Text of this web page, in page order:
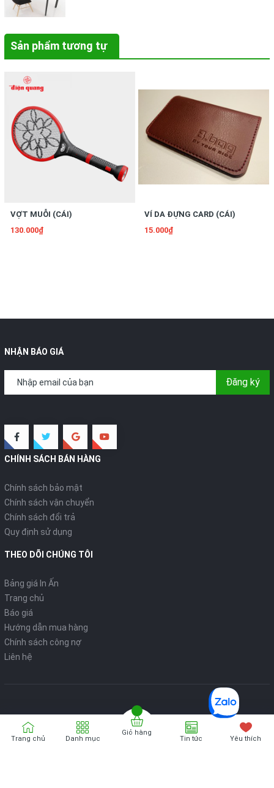
Sản phẩm tương tự
VỢT MUỖI (CÁI)
130.000₫
VÍ DA ĐỰNG CARD (CÁI)
15.000₫
NHẬN BÁO GIÁ
Đăng ký
CHÍNH SÁCH BÁN HÀNG
Chính sách bảo mật
Chính sách vận chuyển
Chính sách đổi trả
Quy định sử dụng
THEO DÕI CHÚNG TÔI
Bảng giá In Ấn
Trang chủ
Báo giá
Hướng dẫn mua hàng
Chính sách công nợ
Liên hệ
Bản quyển thuộc về VPP ONLINE
Trang chủ Danh mục
Giỏ hàng
Tin tức Yêu thích